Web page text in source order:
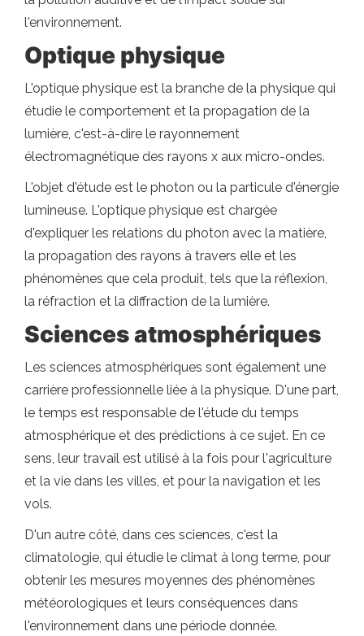
l'environnement.
Optique physique
L'optique physique est la branche de la physique qui
étudie le comportement et la propagation de la
lumière, c'est-à-dire le rayonnement
électromagnétique des rayons x aux micro-ondes.
L'objet d'étude est le photon ou la particule d'énergie
lumineuse. L'optique physique est chargée
d'expliquer les relations du photon avec la matière,
la propagation des rayons à travers elle et les
phénomènes que cela produit, tels que la réflexion,
la réfraction et la diffraction de la lumière.
Sciences atmosphériques
Les sciences atmosphériques sont également une
carrière professionnelle liée à la physique. D'une part,
le temps est responsable de l'étude du temps
atmosphérique et des prédictions à ce sujet. En ce
sens, leur travail est utilisé à la fois pour l'agriculture
et la vie dans les villes, et pour la navigation et les
vols.
D'un autre côté, dans ces sciences, c'est la
climatologie, qui étudie le climat à long terme, pour
obtenir les mesures moyennes des phénomènes
météorologiques et leurs conséquences dans
l'environnement dans une période donnée.